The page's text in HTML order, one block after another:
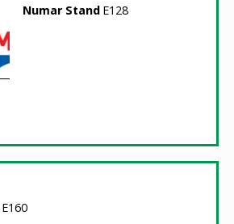
Numar Stand E128
E160